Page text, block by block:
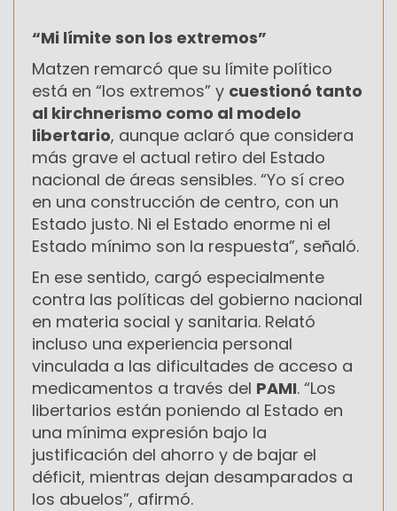
“Mi límite son los extremos”
Matzen remarcó que su límite político
está en “los extremos” y cuestionó tanto
al kirchnerismo como al modelo
libertario, aunque aclaró que considera
más grave el actual retiro del Estado
nacional de áreas sensibles. “Yo sí creo
en una construcción de centro, con un
Estado justo. Ni el Estado enorme ni el
Estado mínimo son la respuesta”, señaló.
En ese sentido, cargó especialmente
contra las políticas del gobierno nacional
en materia social y sanitaria. Relató
incluso una experiencia personal
vinculada a las dificultades de acceso a
medicamentos a través del PAMI. “Los
libertarios están poniendo al Estado en
una mínima expresión bajo la
justificación del ahorro y de bajar el
déficit, mientras dejan desamparados a
los abuelos”, afirmó.